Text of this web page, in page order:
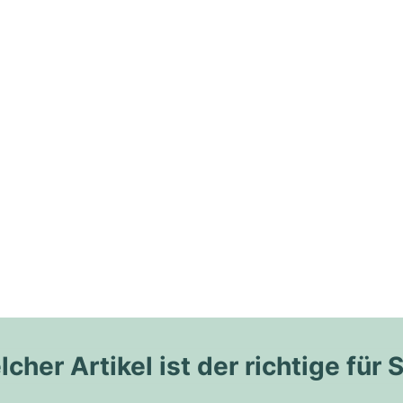
Artikel ist der richtige für